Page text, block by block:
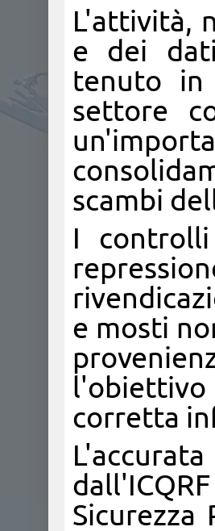
L'attività,
e dei
tenuto in
settore
scambi
I
e mosti
corretta